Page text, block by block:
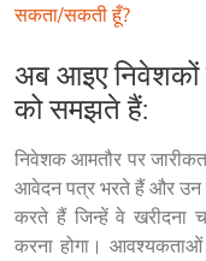
सकता/सकती हूँ?
अब आइए निवेशकों
को समझते हैं:
निवेशक आमतौर पर
आवेदन पत्र भरते हैं और उन
करते हैं जिन्हें वे खरीदना
करना होगा। आवश्यकताओं